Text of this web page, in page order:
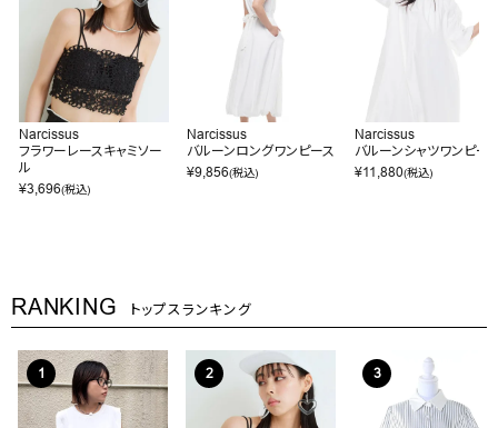
Narcissus
フラワーレースキャミソー
ル
¥3,696(税込)
Narcissus
バルーンロングワンピース
¥9,856(税込)
Narcissus
バルーンシャツワンピー
¥11,880(税込)
RANKING トップスランキング